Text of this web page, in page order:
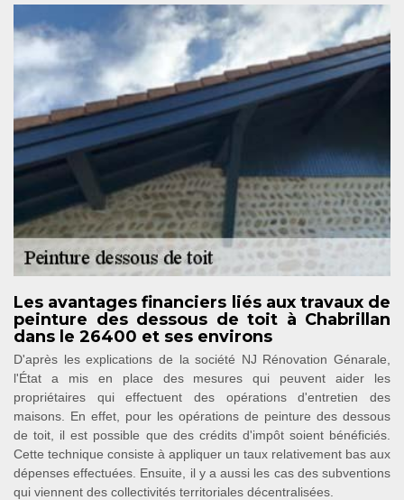
Les avantages financiers liés aux travaux de
peinture des dessous de toit à Chabrillan
dans le 26400 et ses environs
D'après les explications de la société NJ Rénovation Génarale,
l'État a mis en place des mesures qui peuvent aider les
propriétaires qui effectuent des opérations d'entretien des
maisons. En effet, pour les opérations de peinture des dessous
de toit, il est possible que des crédits d'impôt soient bénéficiés.
Cette technique consiste à appliquer un taux relativement bas aux
dépenses effectuées. Ensuite, il y a aussi les cas des subventions
qui viennent des collectivités territoriales décentralisées.